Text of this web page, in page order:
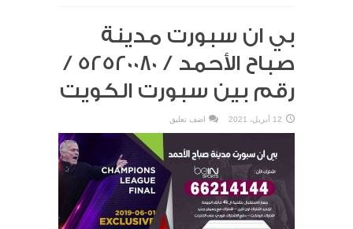
بي ان سبورت مدينة
صباح الأحمد / 52520080 /
رقم بين سبورت الكويت
12 أبريل، 2021 اضف تعليق